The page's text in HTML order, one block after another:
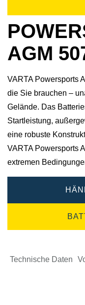
AGM
VARTA Powersports
die Sie brauchen –
Gelände. Das
Startleistung,
eine robuste
VARTA Powersports
extremen
Technische Daten